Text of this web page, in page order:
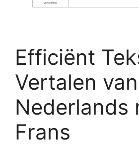
Efficiënt
Vertalen van
Nederlands
Frans